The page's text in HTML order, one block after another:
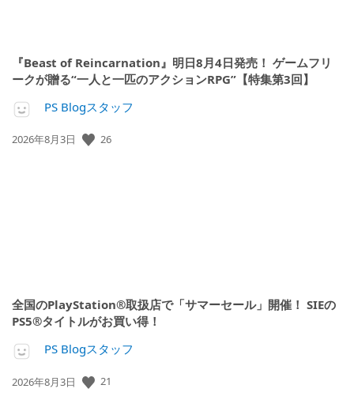
『Beast of Reincarnation』明日8月4日発売！ ゲームフリ
ークが贈る“一人と一匹のアクションRPG”【特集第3回】
PS Blogスタッフ
公
2026年8月3日 26
全国のPlayStation®取扱店で「サマーセール」開催！ SIEの
PS5®タイトルがお買い得！
PS Blogスタッフ
公
2026年8月3日 21